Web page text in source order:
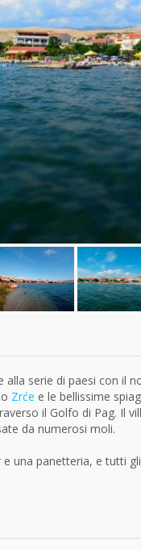
alla serie di paesi con il
Zrće e le bellissime
il Golfo di Pag. Il
da numerosi moli.
una panetteria, e tutti